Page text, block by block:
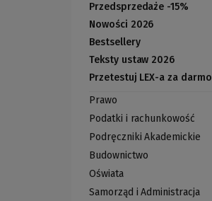
Przedsprzedaże -15%
Nowości 2026
Bestsellery
Teksty ustaw 2026
Przetestuj LEX-a za darmo
(Nowe
okno)
(Link
do
innej
strony)
Prawo
Podatki i rachunkowość
Podręczniki Akademickie
Budownictwo
Oświata
Samorząd i Administracja